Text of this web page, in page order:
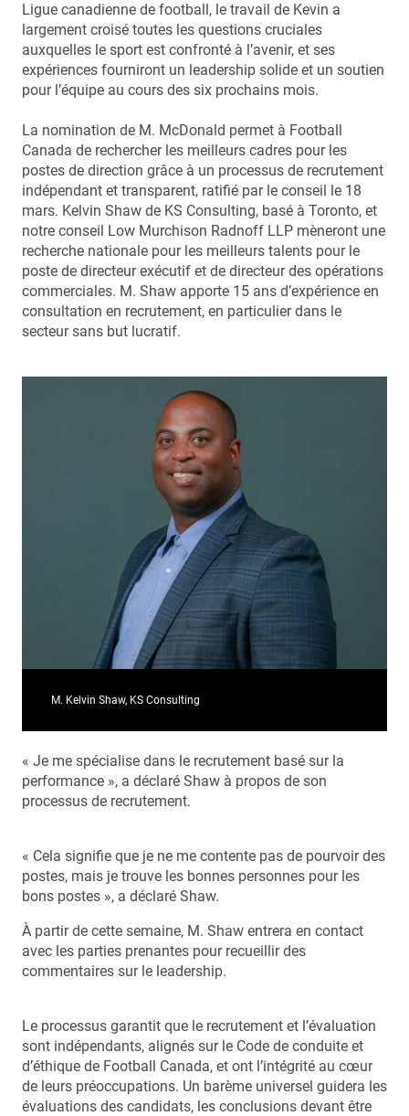
Ligue canadienne de football, le travail de Kevin a
largement croisé toutes les questions cruciales
auxquelles le sport est confronté à l’avenir, et ses
expériences fourniront un leadership solide et un soutien
pour l’équipe au cours des six prochains mois.
La nomination de M. McDonald permet à Football
Canada de rechercher les meilleurs cadres pour les
postes de direction grâce à un processus de recrutement
indépendant et transparent, ratifié par le conseil le 18
mars. Kelvin Shaw de KS Consulting, basé à Toronto, et
notre conseil Low Murchison Radnoff LLP mèneront une
recherche nationale pour les meilleurs talents pour le
poste de directeur exécutif et de directeur des opérations
commerciales. M. Shaw apporte 15 ans d’expérience en
consultation en recrutement, en particulier dans le
secteur sans but lucratif.
M. Kelvin Shaw, KS Consulting
« Je me spécialise dans le recrutement basé sur la
performance », a déclaré Shaw à propos de son
processus de recrutement.
« Cela signifie que je ne me contente pas de pourvoir des
postes, mais je trouve les bonnes personnes pour les
bons postes », a déclaré Shaw.
À partir de cette semaine, M. Shaw entrera en contact
avec les parties prenantes pour recueillir des
commentaires sur le leadership.
Le processus garantit que le recrutement et l’évaluation
sont indépendants, alignés sur le Code de conduite et
d’éthique de Football Canada, et ont l’intégrité au cœur
de leurs préoccupations. Un barème universel guidera les
évaluations des candidats, les conclusions devant être